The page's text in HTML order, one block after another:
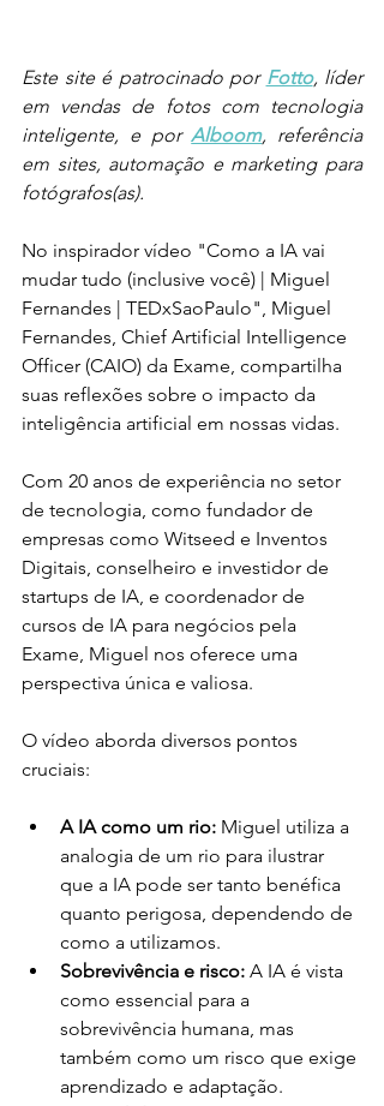
Este site é patrocinado por Fotto, líder
em vendas de fotos com tecnologia
inteligente, e por Alboom, referência
em sites, automação e marketing para
fotógrafos(as).
No inspirador vídeo "Como a IA vai
mudar tudo (inclusive você) | Miguel
Fernandes | TEDxSaoPaulo", Miguel
Fernandes, Chief Artificial Intelligence
Officer (CAIO) da Exame, compartilha
suas reflexões sobre o impacto da
inteligência artificial em nossas vidas.
Com 20 anos de experiência no setor
de tecnologia, como fundador de
empresas como Witseed e Inventos
Digitais, conselheiro e investidor de
startups de IA, e coordenador de
cursos de IA para negócios pela
Exame, Miguel nos oferece uma
perspectiva única e valiosa.
O vídeo aborda diversos pontos
cruciais:
A IA como um rio: Miguel utiliza a
analogia de um rio para ilustrar
que a IA pode ser tanto benéfica
quanto perigosa, dependendo de
como a utilizamos.
Sobrevivência e risco: A IA é vista
como essencial para a
sobrevivência humana, mas
também como um risco que exige
aprendizado e adaptação.